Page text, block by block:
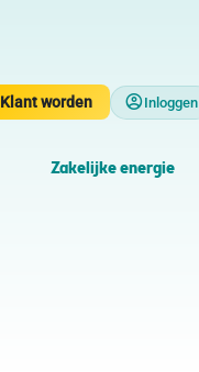
Klant worden Inloggen
Zakelijke energie